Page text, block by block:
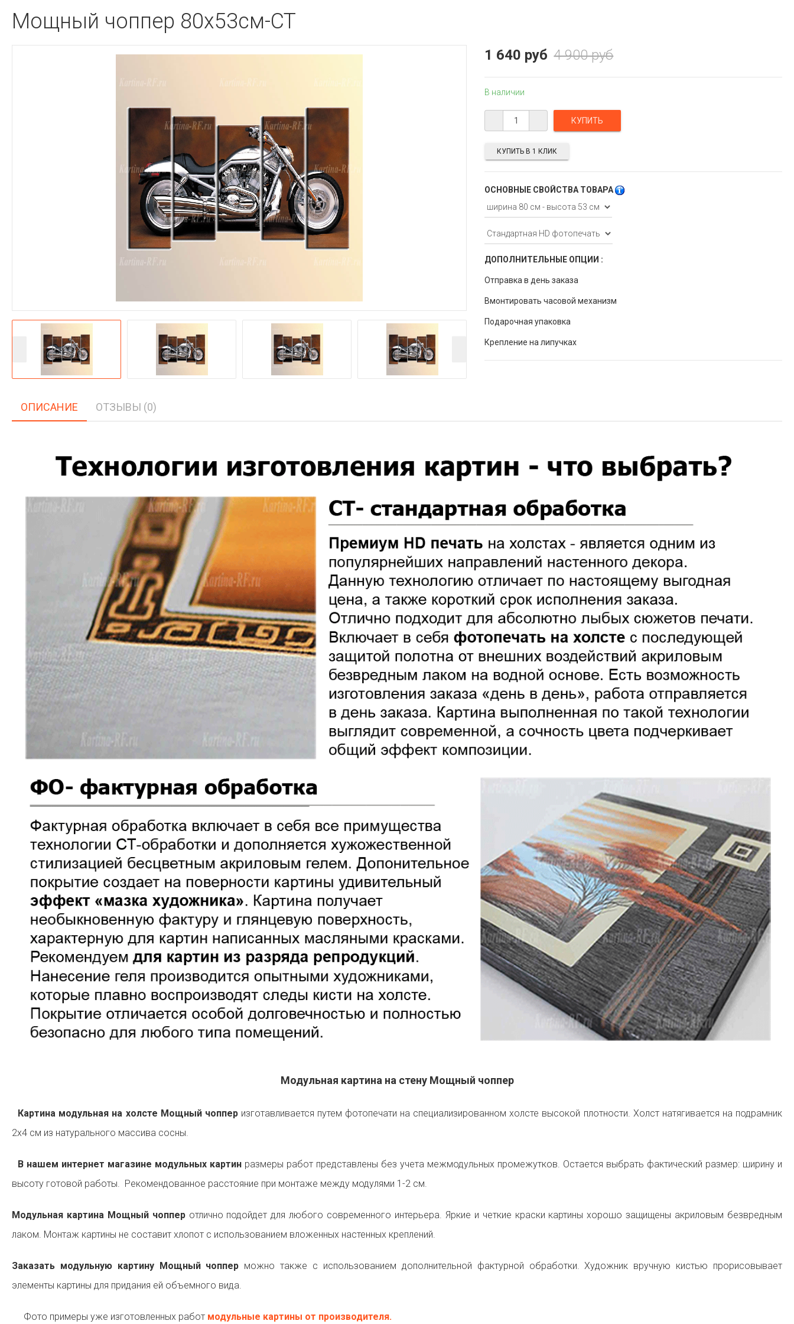
Мощный чоппер 80x53см-CT
4 900 руб
1 640 руб
В наличии
ОСНОВНЫЕ СВОЙСТВА ТОВАРА
ДОПОЛНИТЕЛЬНЫЕ ОПЦИИ :
Отправка в день заказа
Вмонтировать часовой механизм
Подарочная упаковка
Крепление на липучках
КУПИТЬ В 1 КЛИК
ОПИСАНИЕ ОТЗЫВЫ (0)
Модульная картина на стену Мощный чоппер
Картина модульная на холсте Мощный чопперизготавливается путем фотопечати на специализированном холсте высокой плотности. Холст натягивается на подрамник
2х4 см из натурального массива сосны.
В нашем интернет магазине модульных картин размеры работ представлены без учета межмодульных промежутков. Остается выбрать фактический размер: ширину и
высоту готовой работы. Рекомендованное расстояние при монтаже между модулями 1-2 см.
Модульная картина Мощный чопперотлично подойдет для любого современного интерьера. Яркие и четкие краски картины хорошо защищены акриловым безвредным
лаком. Монтаж картины не составит хлопот с использованием вложенных настенных креплений.
Заказать модульную картину Мощный чоппер можно также с использованием дополнительной фактурной обработки. Художник вручную кистью прорисовывает
элементы картины для придания ей объемного вида.
Фото примеры уже изготовленных работ модульные картины от производителя.